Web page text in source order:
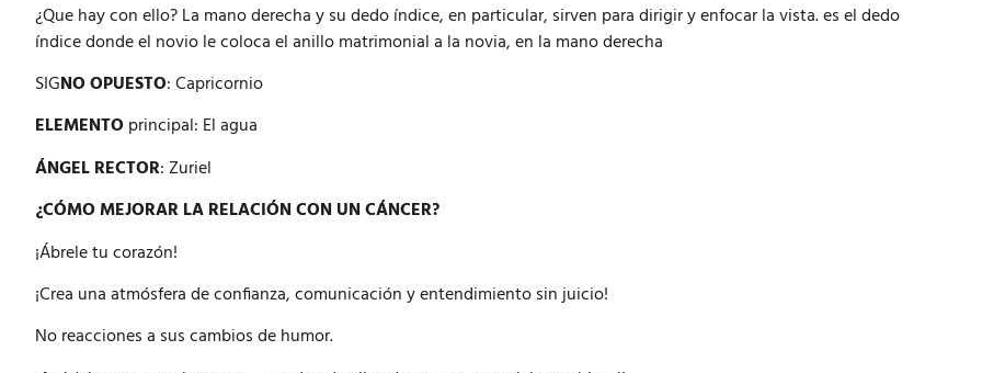
¿Que hay con ello? La mano derecha y su dedo índice, en particular, sirven para dirigir y enfocar la vista. es el dedo
índice donde el novio le coloca el anillo matrimonial a la novia, en la mano derecha
SIGNO OPUESTO: Capricornio
ELEMENTOprincipal: El agua
ÁNGEL RECTOR: Zuriel
¿CÓMO MEJORAR LA RELACIÓN CON UN CÁNCER?
¡Ábrele tu corazón!
¡Crea una atmósfera de confianza, comunicación y entendimiento sin juicio!
No reacciones a sus cambios de humor.